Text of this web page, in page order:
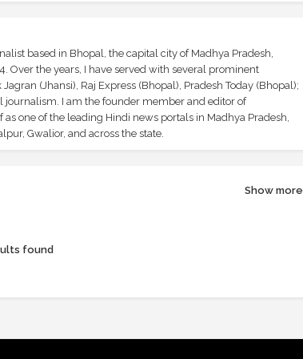
based in Bhopal, the capital city of Madhya Pradesh,
Over the years, I have served with several prominent
(Jhansi), Raj Express (Bhopal), Pradesh Today (Bhopal);
I am the founder member and editor of
one of the leading Hindi news portals in Madhya Pradesh,
Gwalior, and across the state.
Show more
found